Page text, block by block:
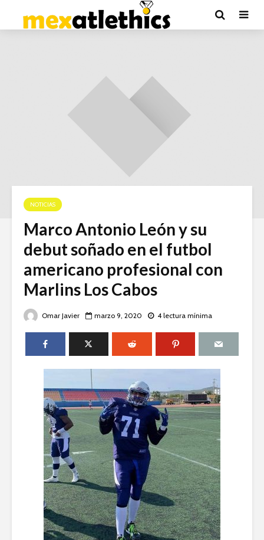
NOTICIAS
Marco Antonio León y su
debut soñado en el futbol
americano profesional con
Marlins Los Cabos
Omar Javier marzo 9, 2020 4 lectura mínima